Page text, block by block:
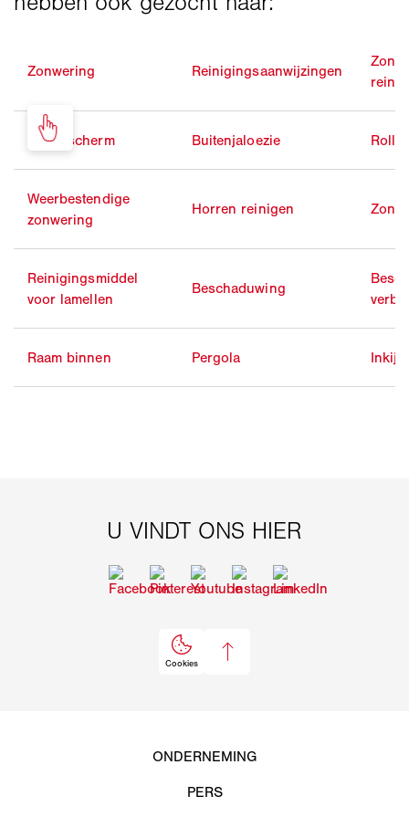
Zonwering Reinigingsaanwijzingen
Zonnescherm Buitenjaloezie
Weerbestendige
zonwering
Horren reinigen
Reinigingsmiddel
voor lamellen
Beschaduwing
Raam binnen Pergola